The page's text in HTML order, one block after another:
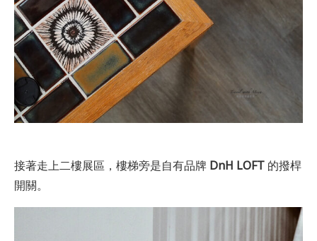
接著走上二樓展區，樓梯旁是自有品牌 DnH LOFT 的撥桿
開關。